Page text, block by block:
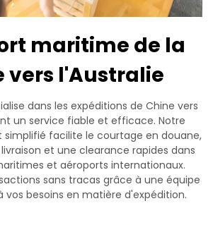
maritime de la
vers l'Australie
dans les expéditions de Chine vers
un service fiable et efficace. Notre
simplifié facilite le courtage en douane,
et une clearance rapides dans
et aéroports internationaux.
sans tracas grâce à une équipe
vos besoins en matière d'expédition.